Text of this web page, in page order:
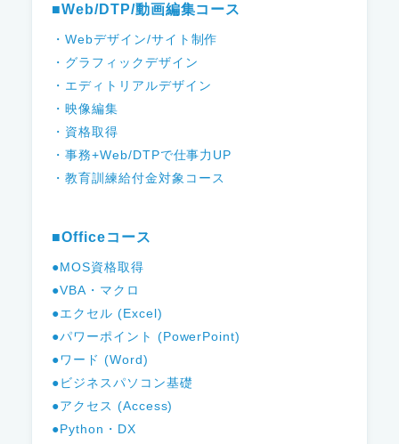
■Web/DTP/動画編集コース
・Webデザイン/サイト制作
・グラフィックデザイン
・エディトリアルデザイン
・映像編集
・資格取得
・事務+Web/DTPで仕事力UP
・教育訓練給付金対象コース
■Officeコース
●MOS資格取得
●VBA・マクロ
●エクセル (Excel)
●パワーポイント (PowerPoint)
●ワード (Word)
●ビジネスパソコン基礎
●アクセス (Access)
●Python・DX